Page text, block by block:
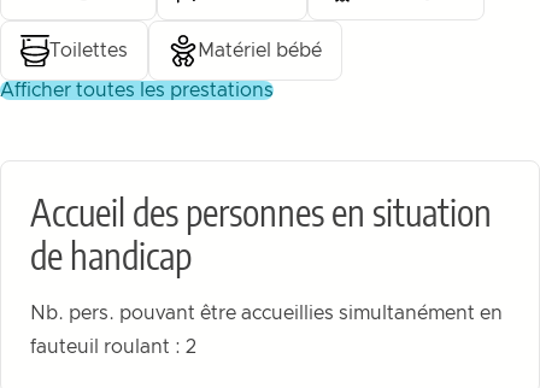
Toilettes Matériel bébé
afficher toutes les prestations
Accueil des personnes en situation
de handicap
Nb. pers. pouvant être accueillies simultanément en
fauteuil roulant : 2